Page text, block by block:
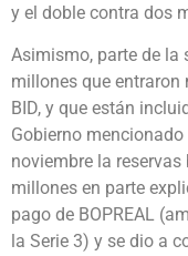
y el doble contra dos
Asimismo, parte de la
millones que entraron
BID, y que están
Gobierno
noviembre la
millones en parte
pago de BOPREAL
la Serie 3) y se dio a